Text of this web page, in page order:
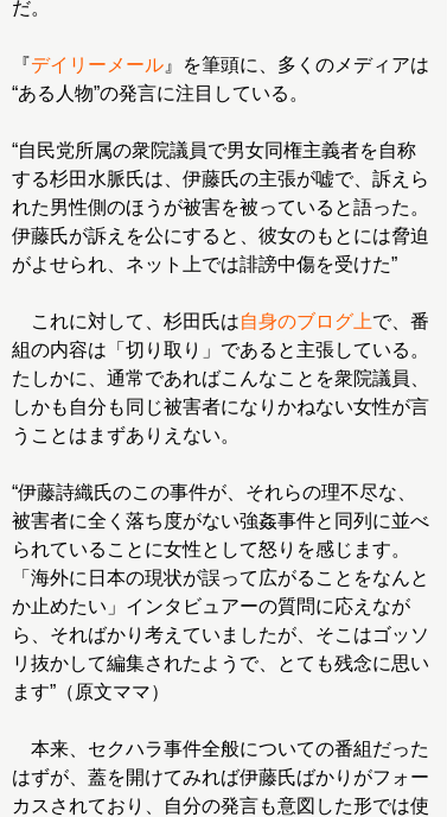
だ。
『デイリーメール 』を筆頭に、多くのメディアは
“ある人物”の発言に注目している。
“自民党所属の衆院議員で男女同権主義者を自称
する杉田水脈氏は、伊藤氏の主張が嘘で、訴えら
れた男性側のほうが被害を被っていると語った。
伊藤氏が訴えを公にすると、彼女のもとには脅迫
がよせられ、ネット上では誹謗中傷を受けた”
これに対して、杉田氏は自身のブログ上で、番
組の内容は「切り取り」であると主張している。
たしかに、通常であればこんなことを衆院議員、
しかも自分も同じ被害者になりかねない女性が言
うことはまずありえない。
“伊藤詩織氏のこの事件が、それらの理不尽な、
被害者に全く落ち度がない強姦事件と同列に並べ
られていることに女性として怒りを感じます。
「海外に日本の現状が誤って広がることをなんと
か止めたい」インタビュアーの質問に応えなが
ら、そればかり考えていましたが、そこはゴッソ
リ抜かして編集されたようで、とても残念に思い
ます”（原文ママ）
本来、セクハラ事件全般についての番組だった
はずが、蓋を開けてみれば伊藤氏ばかりがフォー
カスされており、自分の発言も意図した形では使